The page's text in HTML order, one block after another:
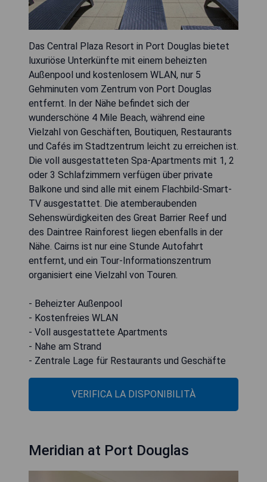
Das Central Plaza Resort in Port Douglas bietet
luxuriöse Unterkünfte mit einem beheizten
Außenpool und kostenlosem WLAN, nur 5
Gehminuten vom Zentrum von Port Douglas
entfernt. In der Nähe befindet sich der
wunderschöne 4 Mile Beach, während eine
Vielzahl von Geschäften, Boutiquen, Restaurants
und Cafés im Stadtzentrum leicht zu erreichen ist.
Die voll ausgestatteten Spa-Apartments mit 1, 2
oder 3 Schlafzimmern verfügen über private
Balkone und sind alle mit einem Flachbild-Smart-
TV ausgestattet. Die atemberaubenden
Sehenswürdigkeiten des Great Barrier Reef und
des Daintree Rainforest liegen ebenfalls in der
Nähe. Cairns ist nur eine Stunde Autofahrt
entfernt, und ein Tour-Informationszentrum
organisiert eine Vielzahl von Touren.
- Beheizter Außenpool
- Kostenfreies WLAN
- Voll ausgestattete Apartments
- Nahe am Strand
- Zentrale Lage für Restaurants und Geschäfte
VERIFICA LA DISPONIBILITÀ
Meridian at Port Douglas